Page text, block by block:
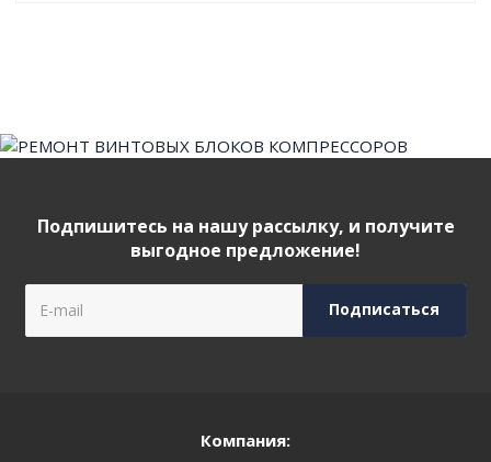
Подпишитесь на нашу рассылку, и получите
выгодное предложение!
Компания: